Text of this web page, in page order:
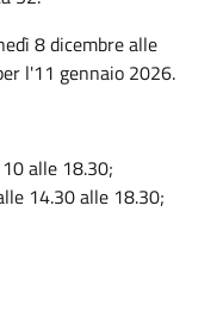
8 dicembre alle
l'11 gennaio 2026.
alle 18.30;
14.30 alle 18.30;